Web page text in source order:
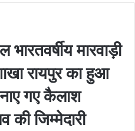
मारवाड़ी
रायपुर का हुआ
गए कैलाश
की जिम्मेदारी